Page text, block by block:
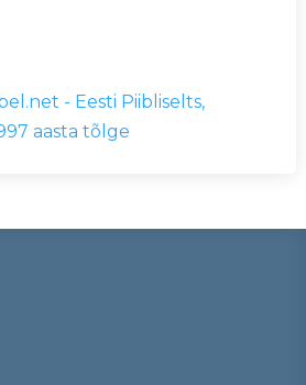
- Eesti Piibliselts,
aasta tõlge